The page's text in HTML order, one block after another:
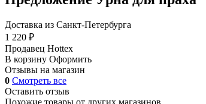
Доставка из Санкт-Петербурга
1 220 ₽
Продавец Hottex
В корзину Оформить
Отзывы на магазин
0 Смотреть все
Оставить отзыв
Похожие товары от других магазинов